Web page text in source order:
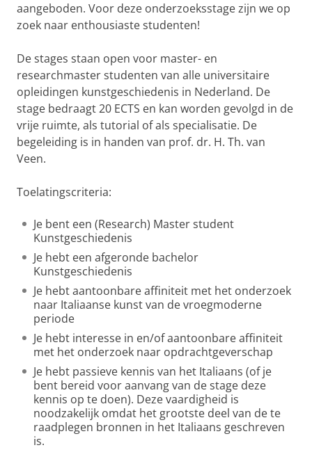
aangeboden. Voor deze onderzoeksstage zijn we op
zoek naar enthousiaste studenten!
De stages staan open voor master- en
researchmaster studenten van alle universitaire
opleidingen kunstgeschiedenis in Nederland. De
stage bedraagt 20 ECTS en kan worden gevolgd in de
vrije ruimte, als tutorial of als specialisatie. De
begeleiding is in handen van prof. dr. H. Th. van
Veen.
Toelatingscriteria:
Je bent een (Research) Master student
Kunstgeschiedenis
Je hebt een afgeronde bachelor
Kunstgeschiedenis
Je hebt aantoonbare affiniteit met het onderzoek
naar Italiaanse kunst van de vroegmoderne
periode
Je hebt interesse in en/of aantoonbare affiniteit
met het onderzoek naar opdrachtgeverschap
Je hebt passieve kennis van het Italiaans (of je
bent bereid voor aanvang van de stage deze
kennis op te doen). Deze vaardigheid is
noodzakelijk omdat het grootste deel van de te
raadplegen bronnen in het Italiaans geschreven
is.